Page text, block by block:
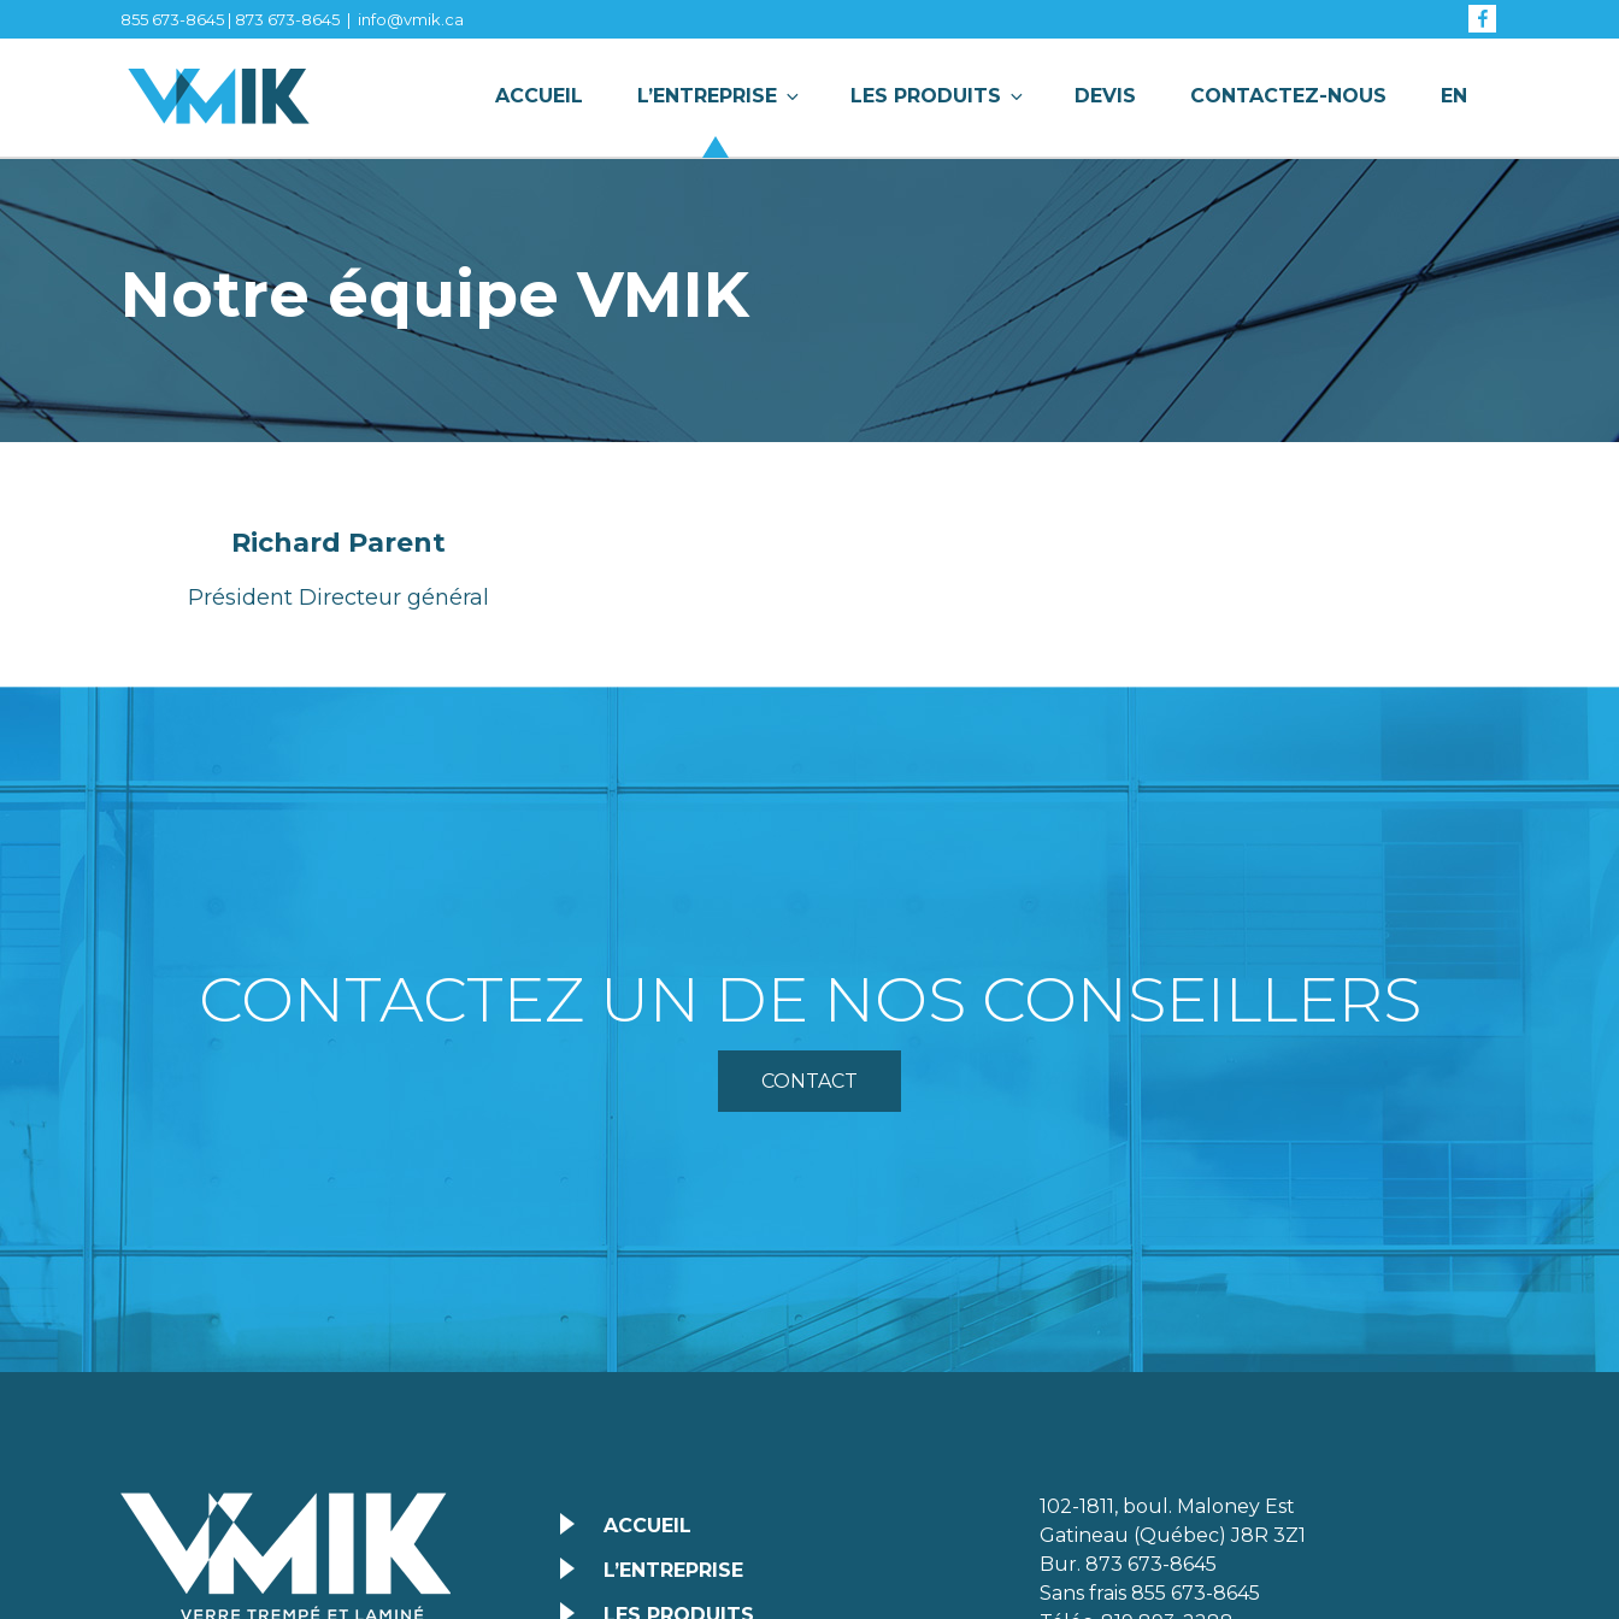
au
855 673-8645 | 873 673-8645 | info@vmik.ca Facebook
ACCUEIL L’ENTREPRISE LES PRODUITS DEVIS CONTACTEZ-NOUS EN
Notre équipeVMIK
Richard Parent
Président Directeur général
CONTACTEZ UN DE NOS CONSEILLERS
CONTACT
ACCUEIL
L’ENTREPRISE
LES PRODUITS
102-1811, boul. Maloney Est
Gatineau (Québec) J8R 3Z1
Bur. 873 673-8645
Sans frais 855 673-8645